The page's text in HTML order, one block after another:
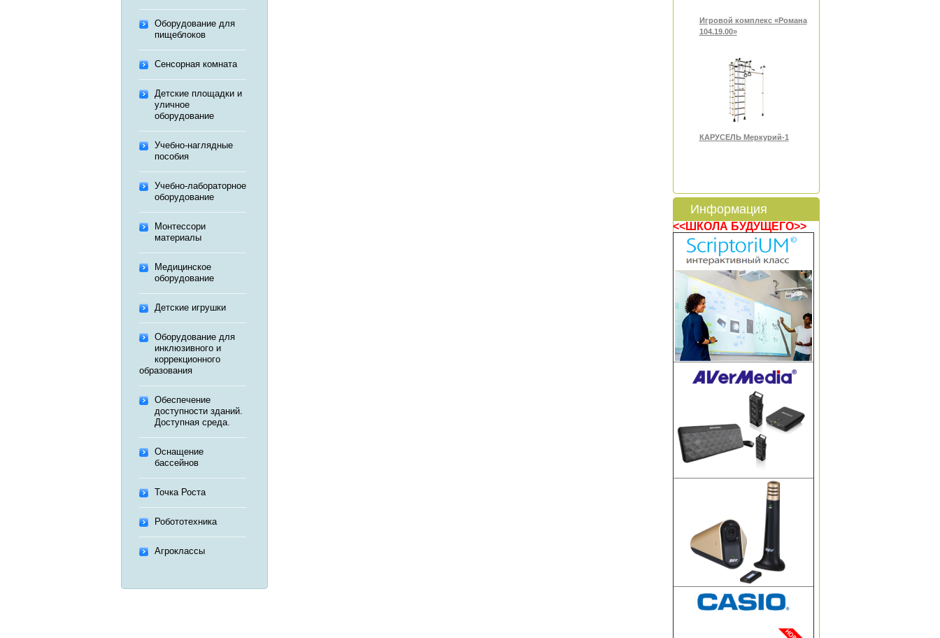
Оборудование для
пищеблоков
Сенсорная комната
Детские площадки и
уличное
оборудование
Учебно-наглядные
пособия
Учебно-лабораторное
оборудование
Монтессори
материалы
Медицинское
оборудование
Детские игрушки
Оборудование для
инклюзивного и
коррекционного
образования
Обеспечение
доступности зданий.
Доступная среда.
Оснащение
бассейнов
Точка Роста
Робототехника
Агроклассы
Игровой комплекс «Романа
104.19.00»
КАРУСЕЛЬ Меркурий-1
Информация
<<ШКОЛА БУДУЩЕГО>>